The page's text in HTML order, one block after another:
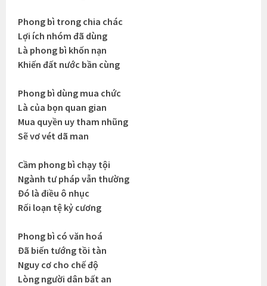
Phong bì trong chia chác
Lợi ích nhóm đã dùng
Là phong bì khốn nạn
Khiến đất nước bần cùng
Phong bì dùng mua chức
Là của bọn quan gian
Mua quyền uy tham nhũng
Sẽ vơ vét dã man
Cầm phong bì chạy tội
Ngành tư pháp vẫn thường
Đó là điều ô nhục
Rối loạn tệ kỷ cương
Phong bì có văn hoá
Đã biến tướng tồi tàn
Nguy cơ cho chế độ
Lòng người dân bất an